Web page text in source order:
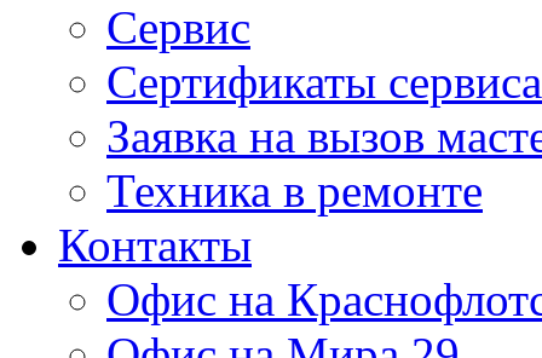
Сервис
Сертификаты сервиса
Заявка на вызов
Техника в ремонте
Контакты
Офис на